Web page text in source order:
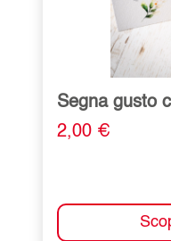
Segna gusto
2,00 €